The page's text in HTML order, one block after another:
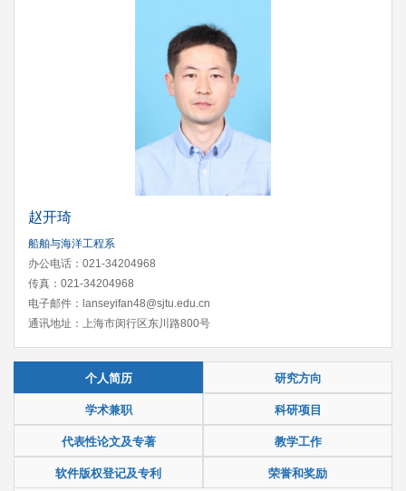
赵开琦
船舶与海洋工程系
办公电话：021-34204968
传真：021-34204968
电子邮件：lanseyifan48@sjtu.edu.cn
通讯地址：上海市闵行区东川路800号
个人简历 研究方向
学术兼职 科研项目
代表性论文及专著 教学工作
软件版权登记及专利 荣誉和奖励